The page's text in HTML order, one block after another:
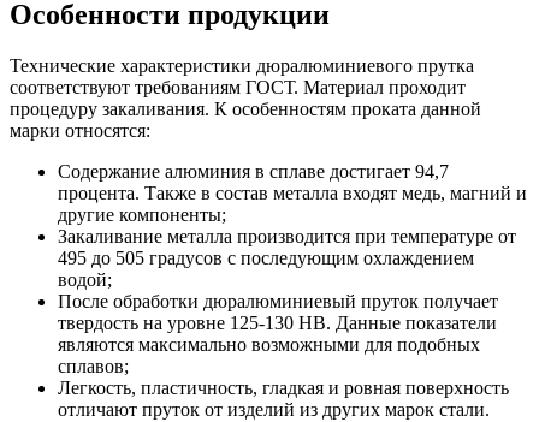
Особенности продукции
Технические характеристики дюралюминиевого прутка
соответствуют требованиям ГОСТ. Материал проходит
процедуру закаливания. К особенностям проката данной
марки относятся:
Содержание алюминия в сплаве достигает 94,7
процента. Также в состав металла входят медь, магний и
другие компоненты;
Закаливание металла производится при температуре от
495 до 505 градусов с последующим охлаждением
водой;
После обработки дюралюминиевый пруток получает
твердость на уровне 125-130 НВ. Данные показатели
являются максимально возможными для подобных
сплавов;
Легкость, пластичность, гладкая и ровная поверхность
отличают пруток от изделий из других марок стали.